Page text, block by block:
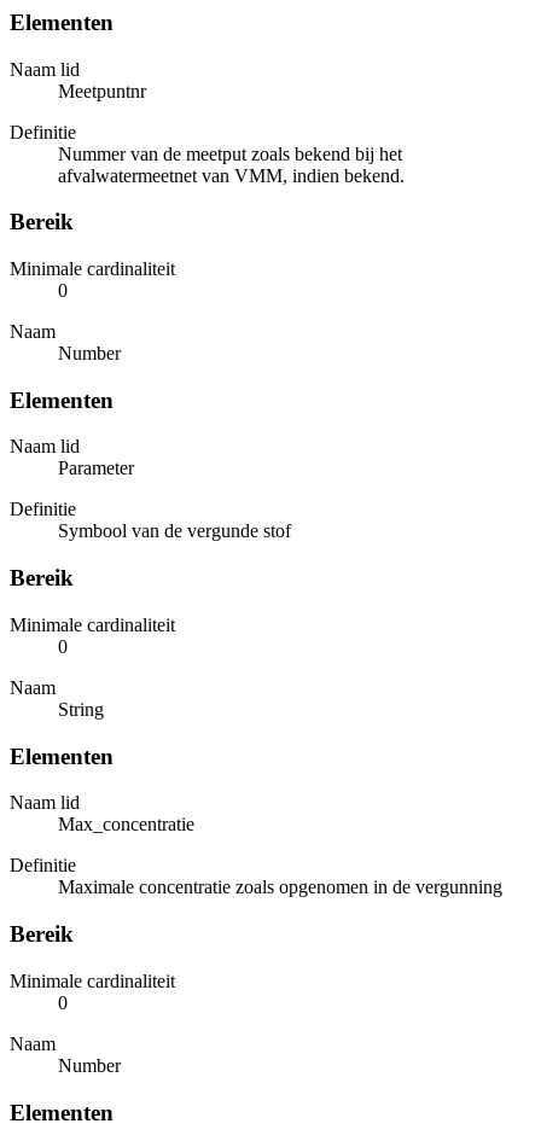
Elementen
Naam lid
Meetpuntnr
Definitie
Nummer van de meetput zoals bekend bij het
afvalwatermeetnet van VMM, indien bekend.
Bereik
Minimale cardinaliteit
0
Naam
Number
Elementen
Naam lid
Parameter
Definitie
Symbool van de vergunde stof
Bereik
Minimale cardinaliteit
0
Naam
String
Elementen
Naam lid
Max_concentratie
Definitie
Maximale concentratie zoals opgenomen in de vergunning
Bereik
Minimale cardinaliteit
0
Naam
Number
Elementen